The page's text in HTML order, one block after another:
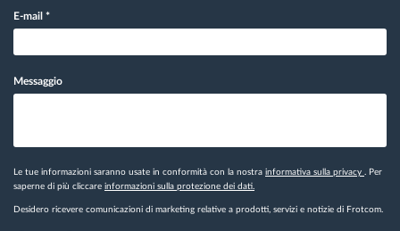
E-mail *
Messaggio
Le tue informazioni saranno usate in conformità con la nostra informativa sulla privacy
. Per
saperne di più cliccare informazioni sulla protezione dei dati.
Desidero ricevere comunicazioni di marketing relative a prodotti, servizi e notizie di Frotcom.